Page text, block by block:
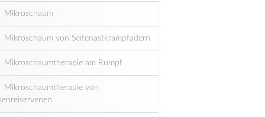
Mikroschaum
Mikroschaum von Seitenastkrampfadern
Mikroschaumtherapie am Rumpf
Mikroschaumtherapie von